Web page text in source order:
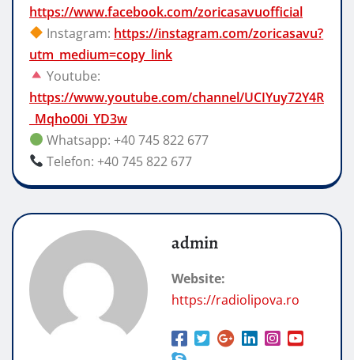
https://www.facebook.com/zoricasavuofficial
Instagram: https://instagram.com/zoricasavu?
utm_medium=copy_link
Youtube:
https://www.youtube.com/channel/UCIYuy72Y4R
_Mqho00i_YD3w
Whatsapp: +40 745 822 677
Telefon: +40 745 822 677
admin
Website:
https://radiolipova.ro